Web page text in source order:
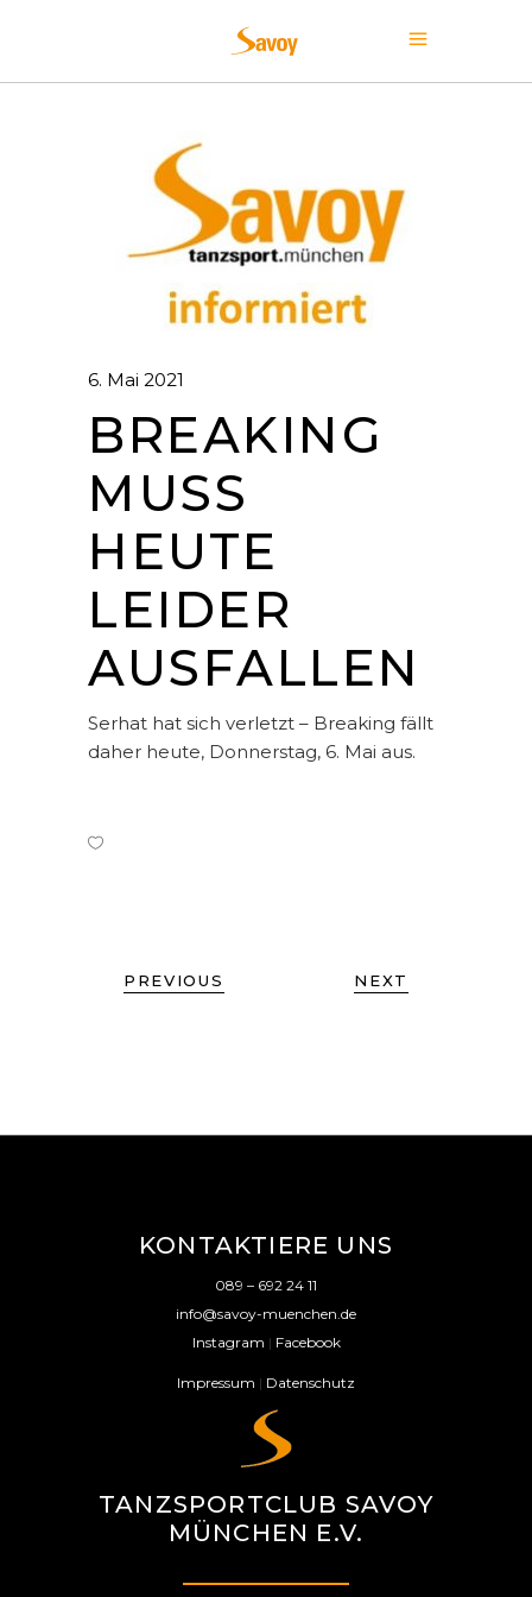
6. Mai 2021
BREAKING
MUSS
HEUTE
LEIDER
AUSFALLEN
Serhat hat sich verletzt – Breaking fällt
daher heute, Donnerstag, 6. Mai aus.
PREVIOUS NEXT
KONTAKTIERE UNS
089 – 692 24 11
info@savoy-muenchen.de
Instagram | Facebook
Impressum | Datenschutz
TANZSPORTCLUB SAVOY
MÜNCHEN E.V.